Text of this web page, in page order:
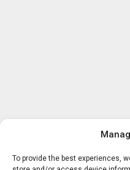
To provide the best experiences,